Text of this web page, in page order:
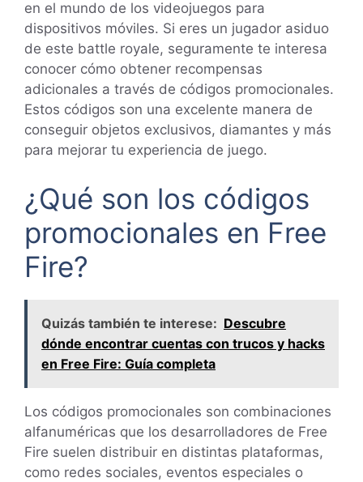
en el mundo de los videojuegos para
dispositivos móviles. Si eres un jugador asiduo
de este battle royale, seguramente te interesa
conocer cómo obtener recompensas
adicionales a través de códigos promocionales.
Estos códigos son una excelente manera de
conseguir objetos exclusivos, diamantes y más
para mejorar tu experiencia de juego.
¿Qué son los códigos
promocionales en Free
Fire?
Quizás también te interese: Descubre
dónde encontrar cuentas con trucos y hacks
en Free Fire: Guía completa
Los códigos promocionales son combinaciones
alfanuméricas que los desarrolladores de Free
Fire suelen distribuir en distintas plataformas,
como redes sociales, eventos especiales o